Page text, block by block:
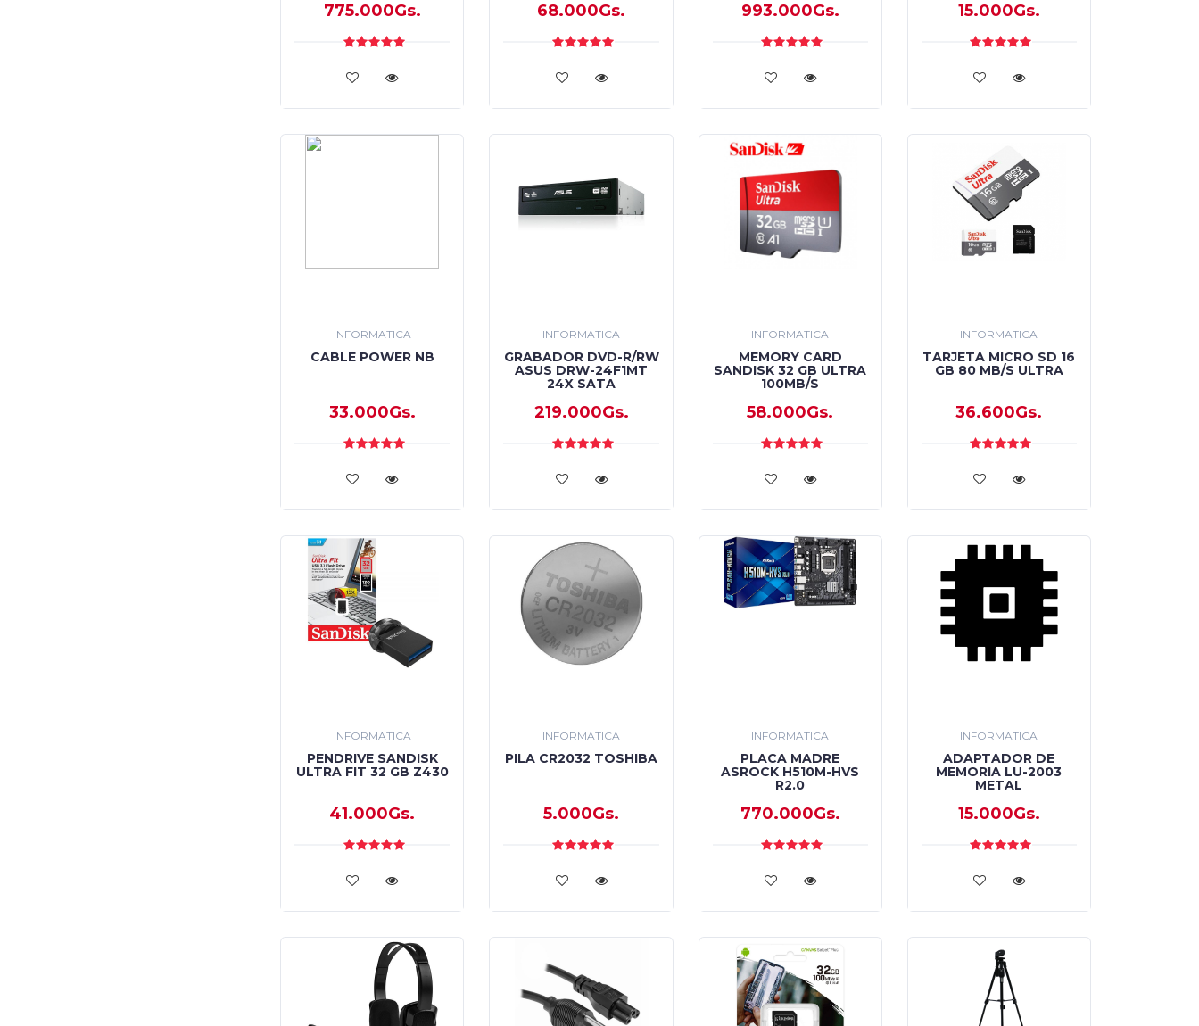
775.000Gs. 68.000Gs. 993.000Gs. 15.000Gs.
INFORMATICA
CABLE POWER NB
33.000Gs.
INFORMATICA
GRABADOR DVD-R/RW
ASUS DRW-24F1MT
24X SATA
219.000Gs.
INFORMATICA
MEMORY CARD
SANDISK 32 GB ULTRA
100MB/S
58.000Gs.
INFORMATICA
TARJETA MICRO SD 16
GB 80 MB/S ULTRA
36.600Gs.
INFORMATICA
PENDRIVE SANDISK
ULTRA FIT 32 GB Z430
41.000Gs.
INFORMATICA
PILA CR2032 TOSHIBA
5.000Gs.
INFORMATICA
PLACA MADRE
ASROCK H510M-HVS
R2.0
770.000Gs.
INFORMATICA
ADAPTADOR DE
MEMORIA LU-2003
METAL
15.000Gs.